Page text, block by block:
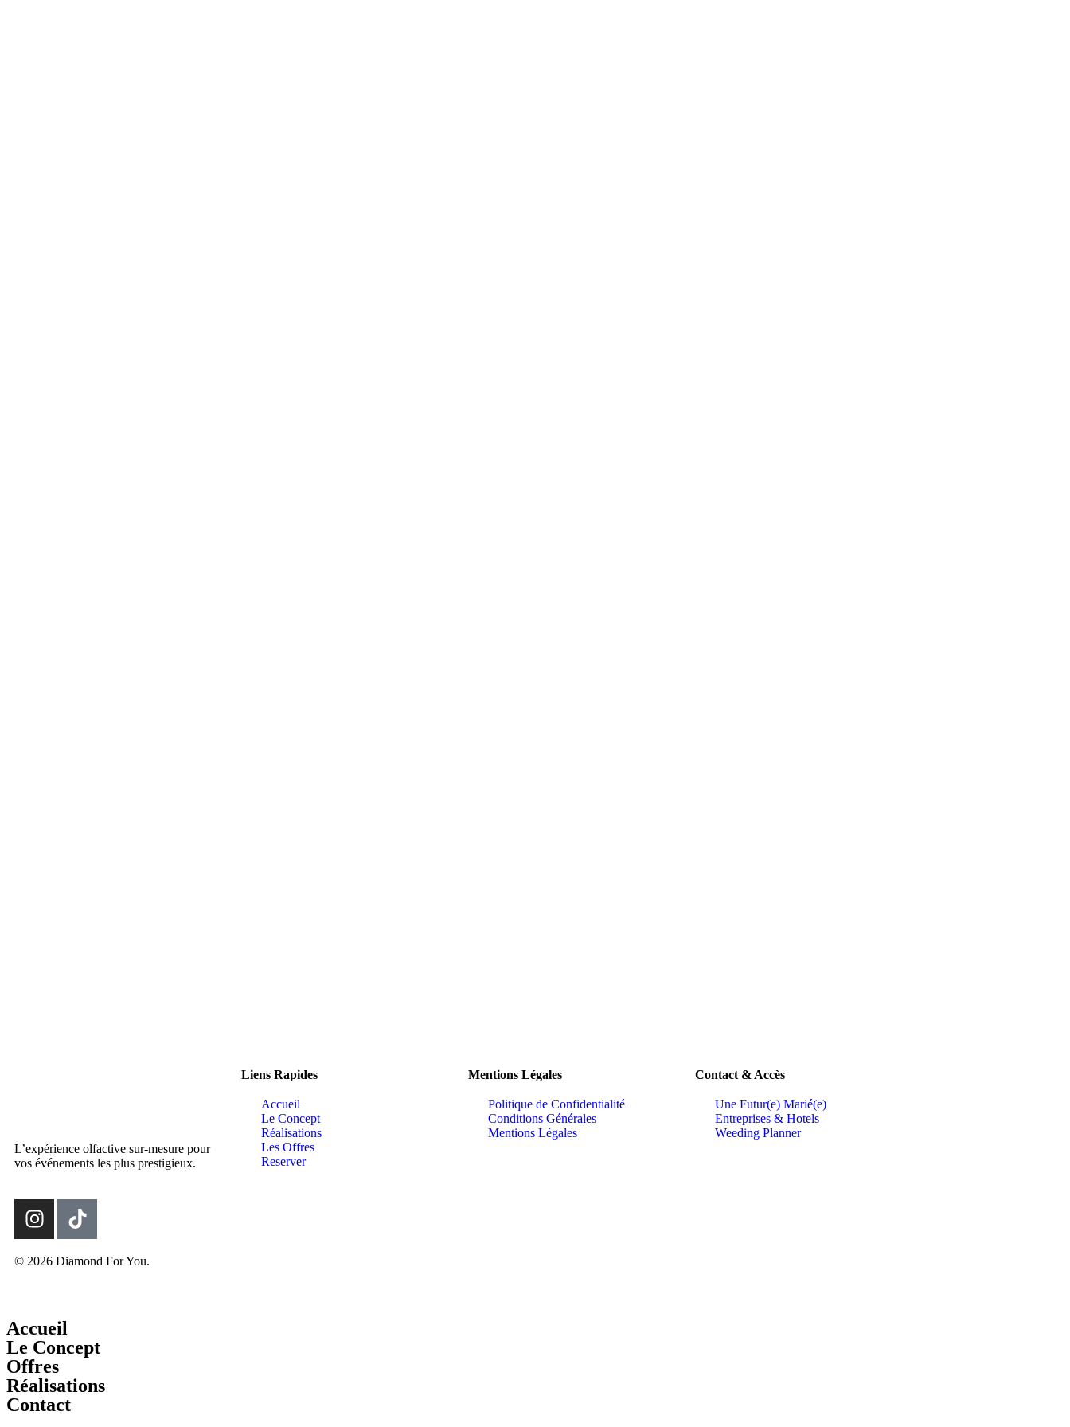
L’expérience olfactive sur-mesure pour
vos événements les plus prestigieux.
Liens Rapides
Accueil
Le Concept
Réalisations
Les Offres
Reserver
Mentions Légales
Politique de Confidentialité
Conditions Générales
Mentions Légales
Contact & Accès
Une Futur(e) Marié(e)
Entreprises & Hotels
Weeding Planner
© 2026 Diamond For You.
Accueil
Le Concept
Offres
Réalisations
Contact